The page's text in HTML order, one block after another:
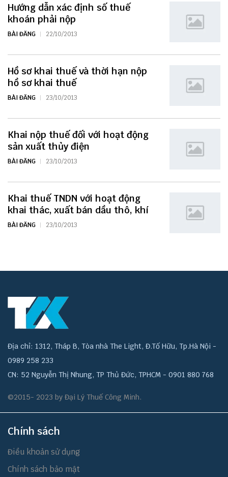
Hướng dẫn xác định số thuế
khoán phải nộp
BÀI ĐĂNG 22/10/2013
Hồ sơ khai thuế và thời hạn nộp
hồ sơ khai thuế
BÀI ĐĂNG 23/10/2013
Khai nộp thuế đối với hoạt động
sản xuất thủy điện
BÀI ĐĂNG 23/10/2013
Khai thuế TNDN với hoạt động
khai thác, xuất bán dầu thô, khí
BÀI ĐĂNG 23/10/2013
Địa chỉ: 1312, Tháp B, Tòa nhà The Light, Đ.Tố Hữu, Tp.Hà Nội -
0989 258 233
CN: 52 Nguyễn Thị Nhung, TP Thủ Đức, TPHCM - 0901 880 768
©2015- 2023 by Đại Lý Thuế Công Minh.
Chính sách
Điều khoản sử dụng
Chính sách bảo mật